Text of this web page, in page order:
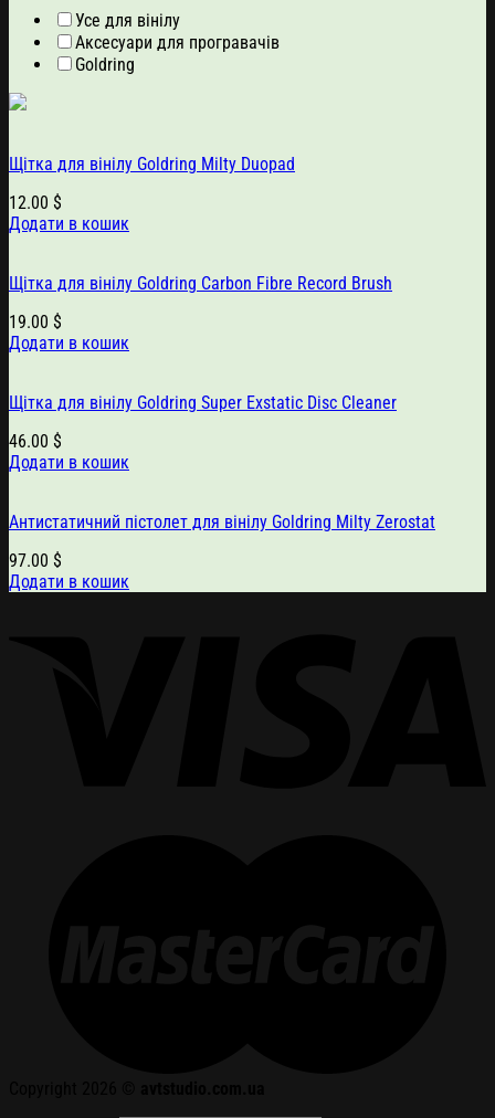
Усе для вінілу
Аксесуари для програвачів
Goldring
Щітка для вінілу Goldring Milty Duopad
12.00 $
Додати в кошик
Щітка для вінілу Goldring Carbon Fibre Record Brush
19.00 $
Додати в кошик
Щітка для вінілу Goldring Super Exstatic Disc Cleaner
46.00 $
Додати в кошик
Антистатичний пістолет для вінілу Goldring Milty Zerostat
97.00 $
Додати в кошик